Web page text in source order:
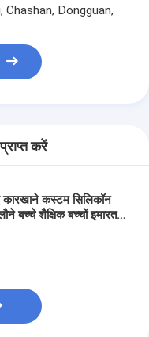
Chashan, Dongguan,
करें
कारखाने कस्टम सिलिकॉन
बच्चे शैक्षिक बच्चों इमारत